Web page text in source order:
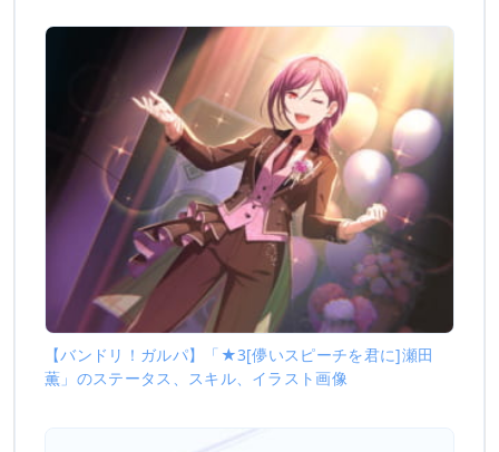
【バンドリ！ガルパ】「★3[儚いスピーチを君に]瀬田
薫」のステータス、スキル、イラスト画像